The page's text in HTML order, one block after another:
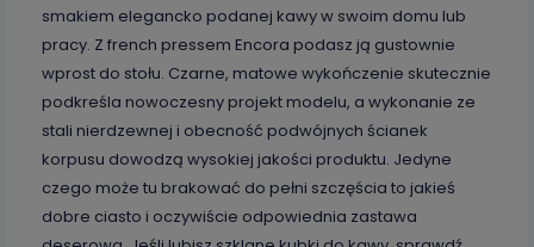
smakiem elegancko podanej kawy w swoim domu lub
pracy. Z french pressem Encora podasz ją gustownie
wprost do stołu. Czarne, matowe wykończenie skutecznie
podkreśla nowoczesny projekt modelu, a wykonanie ze
stali nierdzewnej i obecność podwójnych ścianek
korpusu dowodzą wysokiej jakości produktu. Jedyne
czego może tu brakować do pełni szczęścia to jakieś
dobre ciasto i oczywiście odpowiednia zastawa